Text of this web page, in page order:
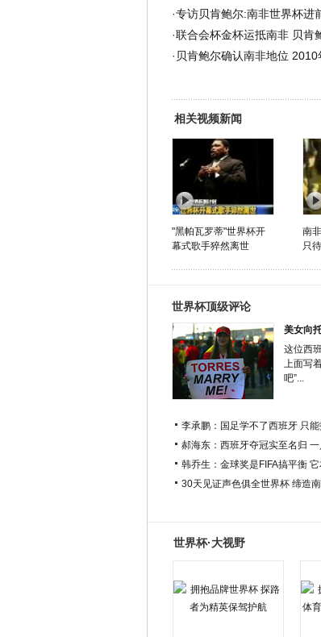
·专访贝肯鲍尔:南非世界杯进
·联合会杯金杯运抵南非 贝肯
· 贝肯鲍尔确认南非地位 2010
相关视频新闻
"黑帕瓦罗蒂"世界杯开
幕式歌手猝然离世
南
只
世界杯顶级评论
美女向
这位西
上面写
吧”...
李承鹏：国足学不了西班牙 只
郝海东：西班牙夺冠实至名归
韩乔生：金球奖是FIFA搞平衡
30天见证声色俱全世界杯 缔造
世界杯·大视野